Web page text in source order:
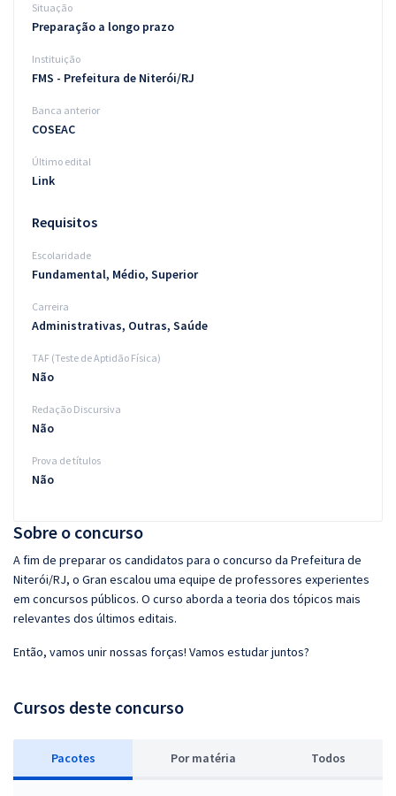
Conteúdo gratuito
Sobre o concurso
A fim de preparar os candidatos para o concurso da Prefeitura de
Niterói/RJ, o Gran escalou uma equipe de professores experientes
em concursos públicos. O curso aborda a teoria dos tópicos mais
relevantes dos últimos editais.
Então, vamos unir nossas forças! Vamos estudar juntos?
Cursos deste concurso
Pacotes Por matéria Todos
Situação
Preparação a longo prazo
Instituição
FMS - Prefeitura de Niterói/RJ
Banca anterior
COSEAC
Último edital
Link
Requisitos
Escolaridade
Fundamental, Médio, Superior
Carreira
Administrativas, Outras, Saúde
TAF (Teste de Aptidão Física)
Não
Redação Discursiva
Não
Prova de títulos
Não